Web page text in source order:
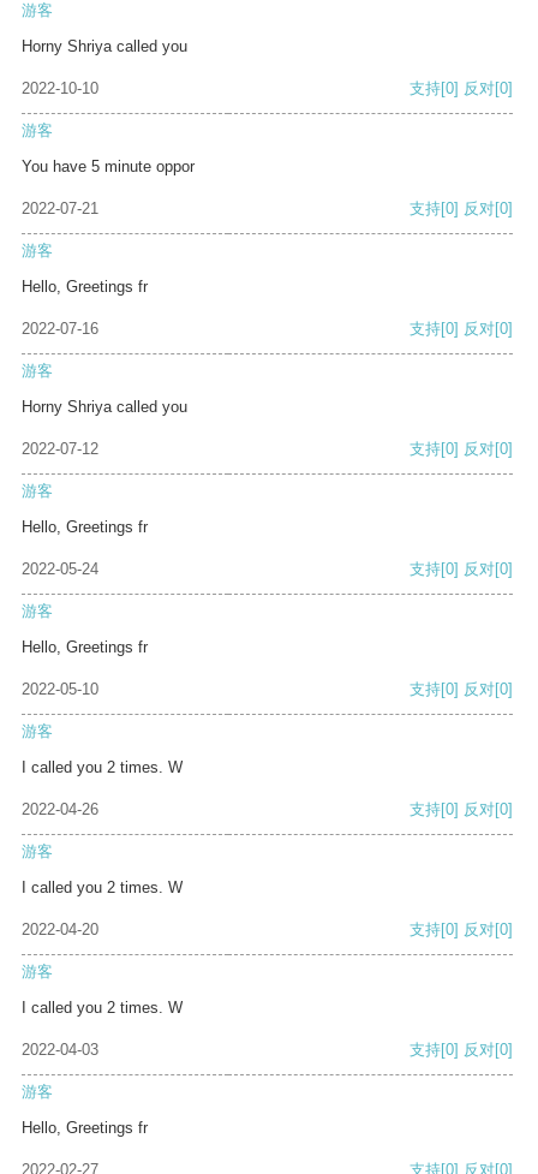
游客
Horny Shriya called you
2022-10-10 支持[0] 反对[0]
游客
You have 5 minute oppor
2022-07-21 支持[0] 反对[0]
游客
Hello, Greetings fr
2022-07-16 支持[0] 反对[0]
游客
Horny Shriya called you
2022-07-12 支持[0] 反对[0]
游客
Hello, Greetings fr
2022-05-24 支持[0] 反对[0]
游客
Hello, Greetings fr
2022-05-10 支持[0] 反对[0]
游客
I called you 2 times. W
2022-04-26 支持[0] 反对[0]
游客
I called you 2 times. W
2022-04-20 支持[0] 反对[0]
游客
I called you 2 times. W
2022-04-03 支持[0] 反对[0]
游客
Hello, Greetings fr
2022-02-27 支持[0] 反对[0]